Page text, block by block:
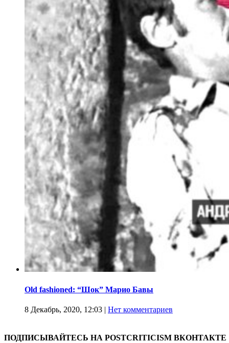
Old fashioned: “Шок” Марио Бавы
8 Декабрь, 2020, 12:03 | Нет комментариев
ПОДПИСЫВАЙТЕСЬ НА POSTCRITICISM ВКОНТАКТЕ